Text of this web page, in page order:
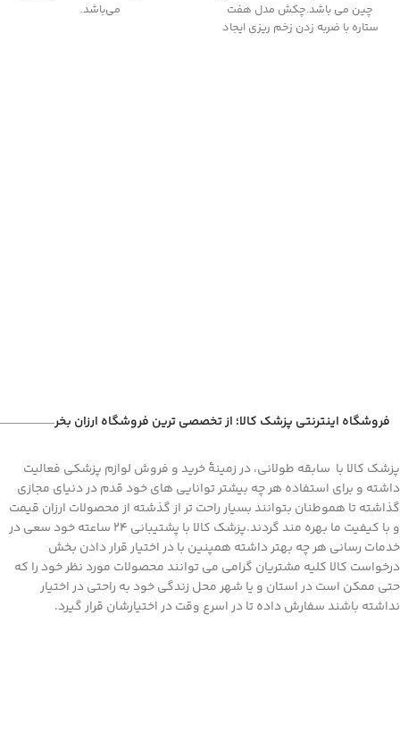
چین می باشد.چکش مدل هفت
ستاره با ضربه زدن زخم ریزی ایجاد
می‌باشد.
فروشگاه اینترنتی پزشک کالا؛ از تخصصی ترین فروشگاه ارزان بخر
پزشک کالا با سابقه طولانی، در زمینۀ خرید و فروش لوازم پزشکی فعالیت
داشته و برای استفاده هر چه بیشتر توانایی های خود قدم در دنیای مجازی
گذاشته تا هموطنان بتوانند بسیار راحت تر از گذشته از محصولات ارزان قیمت
و با کیفیت ما بهره مند گردند.پزشک کالا با پشتیبانی 24 ساعته خود سعی در
خدمات رسانی هر چه بهتر داشته همپنین با در اختیار قرار دادن بخش
درخواست کالا کلیه مشتریان گرامی می توانند محصولات مورد نظر خود را که
حتی ممکن است در استان و یا شهر محل زندگی خود به راحتی در اختیار
نداشته باشند سفارش داده تا در اسرع وقت در اختیارشان قرار گیرد.